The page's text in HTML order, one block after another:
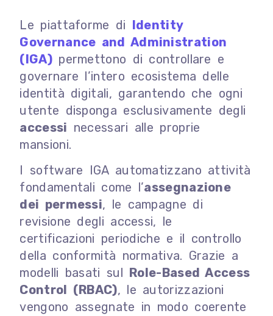
Le piattaforme di
Identity
Governance and Administration
(IGA)permettono di controllare e
governare l’intero ecosistema delle
identità digitali, garantendo che ogni
utente disponga esclusivamente degli
accessi necessari alle proprie
mansioni.
I software IGA automatizzano attività
fondamentali come l’assegnazione
dei permessi, le campagne di
revisione degli accessi, le
certificazioni periodiche e il controllo
della conformità normativa. Grazie a
modelli basati sul
Role-Based Access
Control (RBAC), le autorizzazioni
vengono assegnate in modo coerente